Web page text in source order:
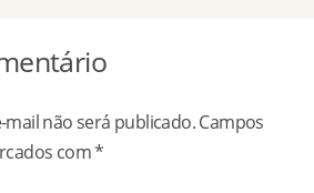
mail não será publicado.Campos
com*